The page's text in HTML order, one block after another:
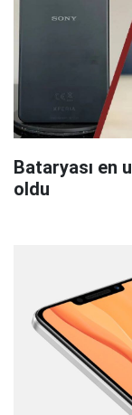
Bataryası en
oldu